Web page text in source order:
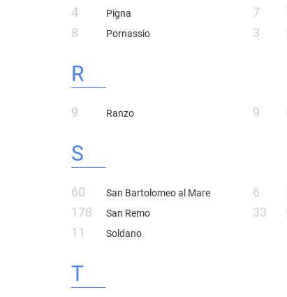
4 Pigna 7
8 Pornassio 3
R
9 Ranzo 9
S
60 San Bartolomeo al Mare 6
178 San Remo 33
11 Soldano
T